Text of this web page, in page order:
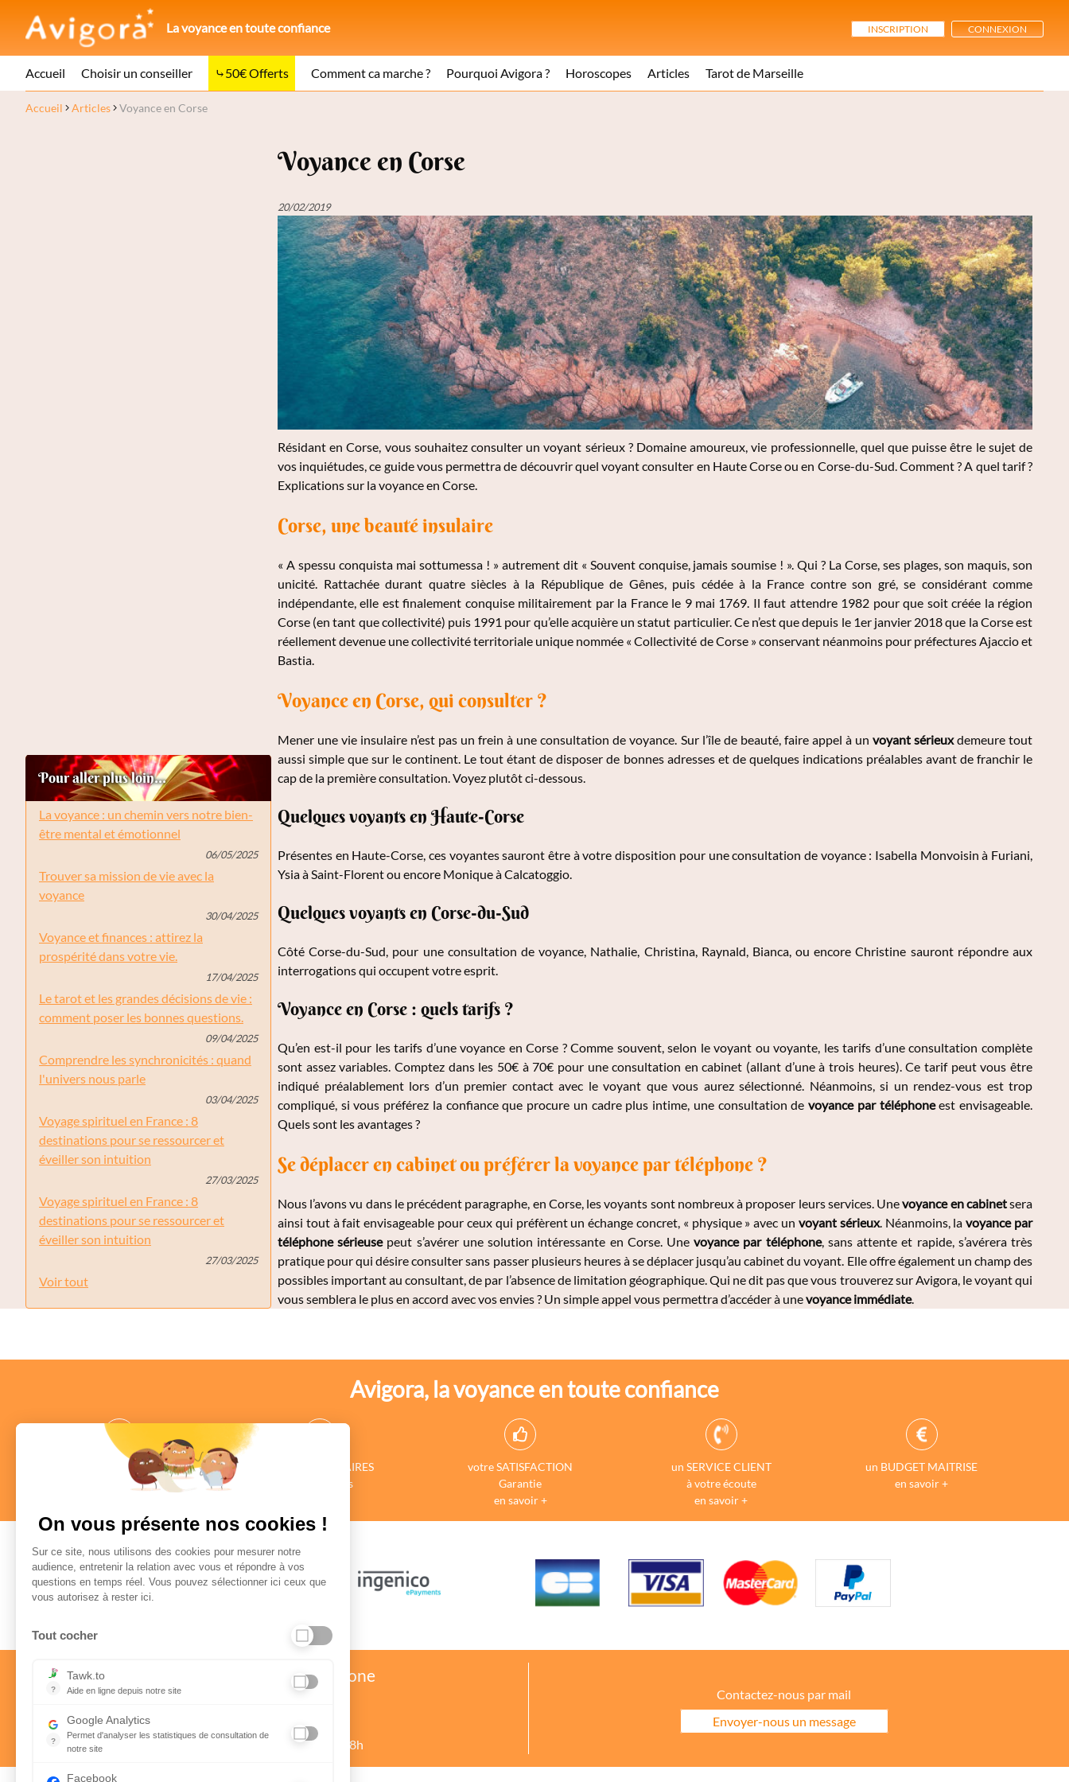
La voyance en toute confiance INSCRIPTION CONNEXION
Accueil Choisir un conseiller 50€ Offerts Comment ca marche ? Pourquoi Avigora ? Horoscopes Articles Tarot de Marseille
Accueil Articles Voyance en Corse
Pour aller plus loin...
La voyance : un chemin vers notre bien-
être mental et émotionnel
06/05/2025
Trouver sa mission de vie avec la
voyance
30/04/2025
Voyance et finances : attirez la
prospérité dans votre vie.
17/04/2025
Le tarot et les grandes décisions de vie :
comment poser les bonnes questions.
09/04/2025
Comprendre les synchronicités : quand
l'univers nous parle
03/04/2025
Voyage spirituel en France : 8
destinations pour se ressourcer et
éveiller son intuition
27/03/2025
Voyage spirituel en France : 8
destinations pour se ressourcer et
éveiller son intuition
27/03/2025
Voir tout
Voyance en Corse
20/02/2019
Résidant en Corse, vous souhaitez consulter un voyant sérieux ? Domaine amoureux, vie professionnelle, quel que puisse être le sujet de
vos inquiétudes, ce guide vous permettra de découvrir quel voyant consulter en Haute Corse ou en Corse-du-Sud. Comment ? A quel tarif ?
Explications sur la voyance en Corse.
Corse, une beauté insulaire
« A spessu conquista mai sottumessa ! » autrement dit « Souvent conquise, jamais soumise ! ». Qui ? La Corse, ses plages, son maquis, son
unicité. Rattachée durant quatre siècles à la République de Gênes, puis cédée à la France contre son gré, se considérant comme
indépendante, elle est finalement conquise militairement par la France le 9 mai 1769. Il faut attendre 1982 pour que soit créée la région
Corse (en tant que collectivité) puis 1991 pour qu’elle acquière un statut particulier. Ce n’est que depuis le 1er janvier 2018 que la Corse est
réellement devenue une collectivité territoriale unique nommée « Collectivité de Corse » conservant néanmoins pour préfectures Ajaccio et
Bastia.
Voyance en Corse, qui consulter ?
Mener une vie insulaire n’est pas un frein à une consultation de voyance. Sur l’île de beauté, faire appel à un voyant sérieuxdemeure tout
aussi simple que sur le continent. Le tout étant de disposer de bonnes adresses et de quelques indications préalables avant de franchir le
cap de la première consultation. Voyez plutôt ci-dessous.
Quelques voyants en Haute-Corse
Présentes en Haute-Corse, ces voyantes sauront être à votre disposition pour une consultation de voyance : Isabella Monvoisin à Furiani,
Ysia à Saint-Florent ou encore Monique à Calcatoggio.
Quelques voyants en Corse-du-Sud
Côté Corse-du-Sud, pour une consultation de voyance, Nathalie, Christina, Raynald, Bianca, ou encore Christine sauront répondre aux
interrogations qui occupent votre esprit.
Voyance en Corse : quels tarifs ?
Qu’en est-il pour les tarifs d’une voyance en Corse ? Comme souvent, selon le voyant ou voyante, les tarifs d’une consultation complète
sont assez variables. Comptez dans les 50€ à 70€ pour une consultation en cabinet (allant d’une à trois heures). Ce tarif peut vous être
indiqué préalablement lors d’un premier contact avec le voyant que vous aurez sélectionné. Néanmoins, si un rendez-vous est trop
compliqué, si vous préférez la confiance que procure un cadre plus intime, une consultation devoyance par téléphoneest envisageable.
Quels sont les avantages ?
Se déplacer en cabinet ou préférer la voyance par téléphone ?
Nous l’avons vu dans le précédent paragraphe, en Corse, les voyants sont nombreux à proposer leurs services. Unevoyance en cabinetsera
ainsi tout à fait envisageable pour ceux qui préfèrent un échange concret, « physique » avec un voyant sérieux. Néanmoins, lavoyance par
téléphone sérieusepeut s’avérer une solution intéressante en Corse. Unevoyance par téléphone, sans attente et rapide, s’avérera très
pratique pour qui désire consulter sans passer plusieurs heures à se déplacer jusqu’au cabinet du voyant. Elle offre également un champ des
possibles important au consultant, de par l’absence de limitation géographique. Qui ne dit pas que vous trouverez sur Avigora, le voyant qui
vous semblera le plus en accord avec vos envies ? Un simple appel vous permettra d’accéder à unevoyance immédiate.
Avigora, la voyance en toute confiance
des CONSEILLERS
au profil vérifié
des COMMENTAIRES
Authentiques
votre SATISFACTION
Garantie
en savoir +
un SERVICE CLIENT
à votre écoute
en savoir +
un BUDGET MAITRISE
en savoir +
Paiement sécurisé
Service client par téléphone
Du lundi au vendredi de 9h à 18h
Contactez-nous par mail
Envoyer-nous un message
On vous présente nos cookies !
Sur ce site, nous utilisons des cookies pour mesurer notre
audience, entretenir la relation avec vous et répondre à vos
questions en temps réel. Vous pouvez sélectionner ici ceux que
vous autorisez à rester ici.
Tout cocher
?
Tawk.to
Aide en ligne depuis notre site
?
Google Analytics
Permet d'analyser les statistiques de consultation de
notre site
Facebook